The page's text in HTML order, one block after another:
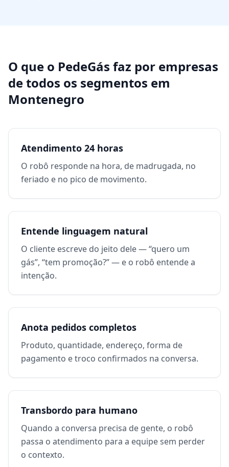
O que o PedeGás faz por empresas
de todos os segmentos em
Montenegro
Atendimento 24 horas
O robô responde na hora, de madrugada, no
feriado e no pico de movimento.
Entende linguagem natural
O cliente escreve do jeito dele — “quero um
gás”, “tem promoção?” — e o robô entende a
intenção.
Anota pedidos completos
Produto, quantidade, endereço, forma de
pagamento e troco confirmados na conversa.
Transbordo para humano
Quando a conversa precisa de gente, o robô
passa o atendimento para a equipe sem perder
o contexto.